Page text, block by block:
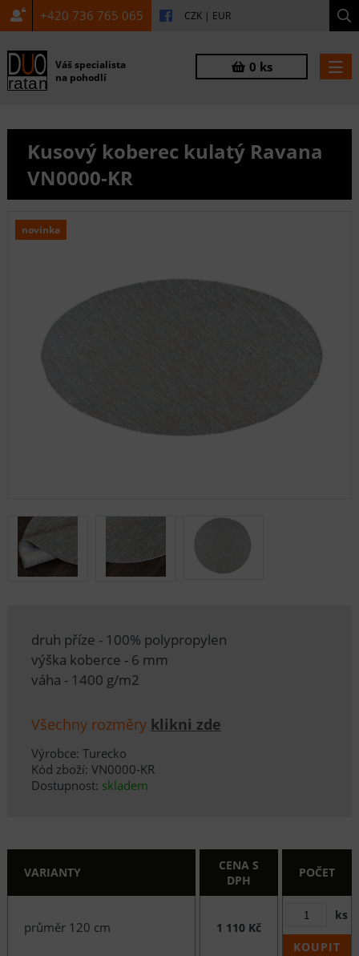
+420 736 765 065 CZK | EUR
Váš specialista
na pohodlí
0 ks
Kusový koberec kulatý Ravana
VN0000-KR
novinka
druh příze - 100% polypropylen
výška koberce - 6 mm
váha - 1400 g/m2
Všechny rozměry klikni zde
Výrobce: Turecko
Kód zboží: VN0000-KR
Dostupnost: skladem
VARIANTY
CENA S
DPH
POČET
průměr 120 cm 1 110 Kč
ks
KOUPIT